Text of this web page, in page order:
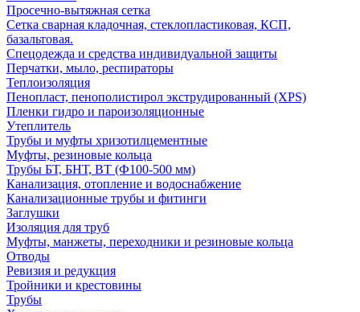
Просечно-вытяжная сетка
Сетка сварная кладочная, стеклопластиковая, КСП,
базальтовая.
Спецодежда и средства индивидуальной защиты
Перчатки, мыло, респираторы
Теплоизоляция
Пенопласт, пенополистирол экструдированный (XPS)
Пленки гидро и пароизоляционные
Утеплитель
Трубы и муфты хризотилцементные
Муфты, резиновые кольца
Трубы БТ, БНТ, ВТ (Ф100-500 мм)
Канализация, отопление и водоснабжение
Канализационные трубы и фитинги
Заглушки
Изоляция для труб
Муфты, манжеты, переходники и резиновые кольца
Отводы
Ревизия и редукция
Тройники и крестовины
Трубы